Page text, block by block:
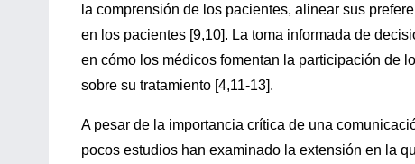
la comprensión de los pacientes, alinear sus
en los pacientes [9,10]. La toma informada de
en cómo los médicos fomentan la participación de
sobre su tratamiento [4,11-13].
A pesar de la importancia crítica de una
pocos estudios han examinado la extensión en la